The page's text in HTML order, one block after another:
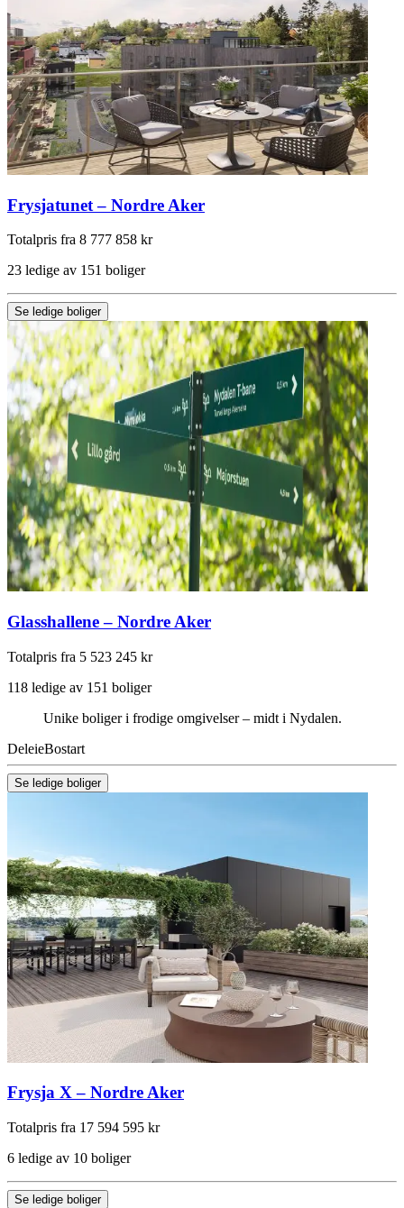
Frysjatunet – Nordre Aker
Totalpris fra 8 777 858 kr
23 ledige av 151 boliger
Se ledige boliger
Glasshallene – Nordre Aker
Totalpris fra 5 523 245 kr
118 ledige av 151 boliger
Unike boliger i frodige omgivelser – midt i Nydalen.
DeleieBostart
Se ledige boliger
Frysja X – Nordre Aker
Totalpris fra 17 594 595 kr
6 ledige av 10 boliger
Se ledige boliger